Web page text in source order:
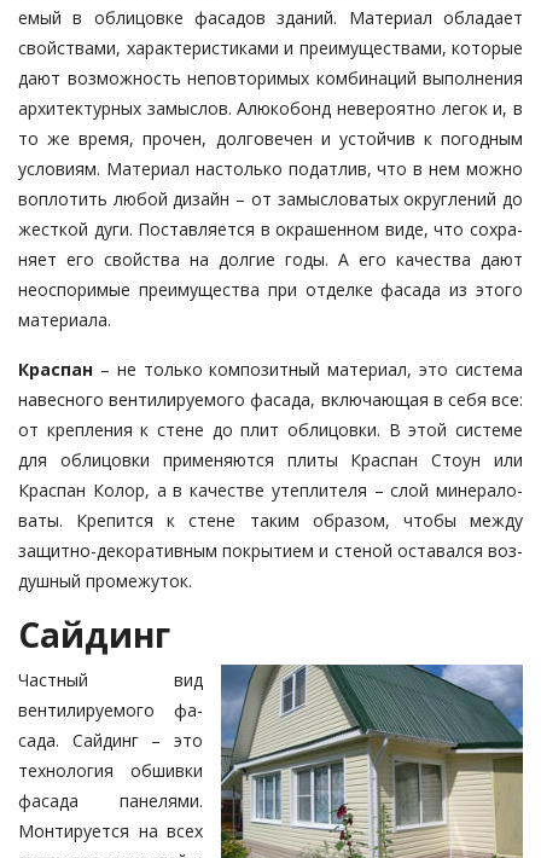
емый в облицовке фасадов зданий. Материал обладает
свойствами, ха­рактеристиками и преимуществами, которые
дают возможность непов­то­римых комбинаций выполнения
ар­хи­тектурных замыслов. Алюкобонд не­­вероятно легок и, в
то же время, про­чен, долговечен и устойчив к погод­ным
условиям. Материал настолько податлив, что в нем можно
воплотить любой дизайн – от замысловатых округлений до
жесткой дуги. По­став­ляется в окрашенном виде, что со­хра­
няет его свойства на долгие годы. А его качества дают
неоспоримые пре­имущества при отделке фасада из это­го
материала.
Краспан – не только композитный материал, это система
навесного вен­тилируемого фасада, включающая в се­бя все:
от крепления к стене до плит облицовки. В этой системе
для об­ли­цовки применяются плиты Краспан Стоун или
Краспан Колор, а в ка­честве утеплителя – слой мине­рало­
ваты. Крепится к стене таким образом, чтобы между
защитно-декоративным покрытием и стеной оставался воз­
душный промежуток.
Сайдинг
Частный вид
вентилируемого фа­
сада. Сайдинг – это
технология обшивки
фасада панелями.
Монтируется на всех